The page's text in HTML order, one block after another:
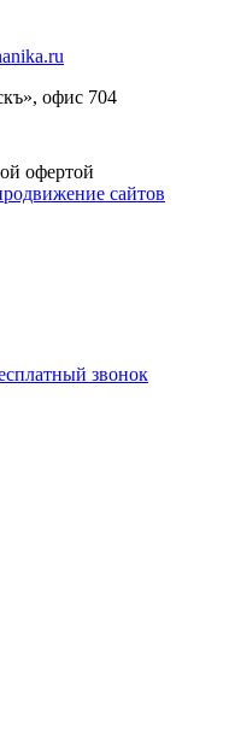
офис 704
офертой
сайтов
звонок